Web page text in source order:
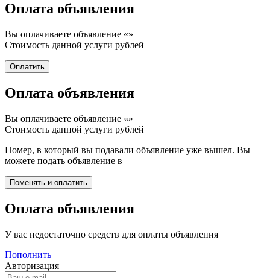
Оплата объявления
Вы оплачиваете объявление «»
Стоимость данной услуги рублей
Оплата объявления
Вы оплачиваете объявление «»
Стоимость данной услуги рублей
Номер, в который вы подавали объявление уже вышел. Вы
можете подать объявление в
Оплата объявления
У вас недостаточно средств для оплаты объявления
Пополнить
Авторизация